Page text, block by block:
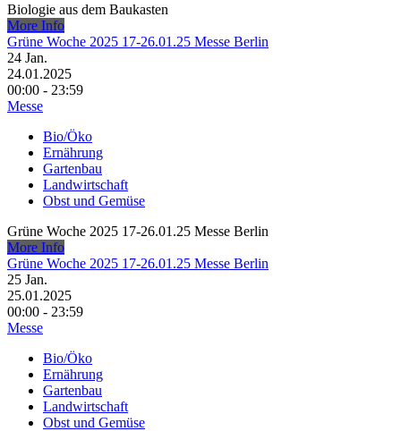
Biologie aus dem Baukasten
More Info
Grüne Woche 2025 17-26.01.25 Messe Berlin
24 Jan.
24.01.2025
00:00 - 23:59
Messe
Bio/Öko
Ernährung
Gartenbau
Landwirtschaft
Obst und Gemüse
Grüne Woche 2025 17-26.01.25 Messe Berlin
More Info
Grüne Woche 2025 17-26.01.25 Messe Berlin
25 Jan.
25.01.2025
00:00 - 23:59
Messe
Bio/Öko
Ernährung
Gartenbau
Landwirtschaft
Obst und Gemüse